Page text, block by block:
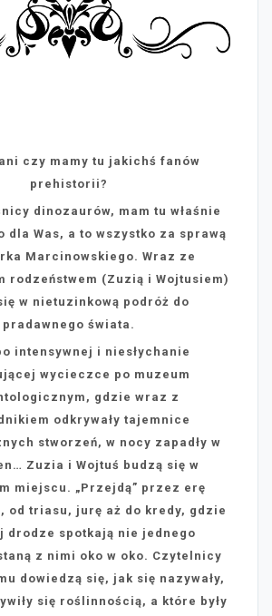
czy mamy tu jakichś fanów
prehistorii?
dinozaurów, mam tu właśnie
dla Was, a to wszystko za sprawą
Marcinowskiego. Wraz ze
rodzeństwem (Zuzią i Wojtusiem)
w nietuzinkową podróż do
pradawnego świata.
intensywnej i niesłychanie
wycieczce po muzeum
gdzie wraz z
odkrywały tajemnice
stworzeń, w nocy zapadły w
Zuzia i Wojtuś budzą się w
miejscu. „Przejdą” przez erę
od triasu, jurę aż do kredy, gdzie
drodze spotkają nie jednego
z nimi oko w oko. Czytelnicy
dowiedzą się, jak się nazywały,
się roślinnością, a które były